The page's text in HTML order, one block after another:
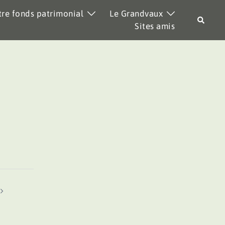
fonds patrimonial
Le Grandvaux
Sites amis